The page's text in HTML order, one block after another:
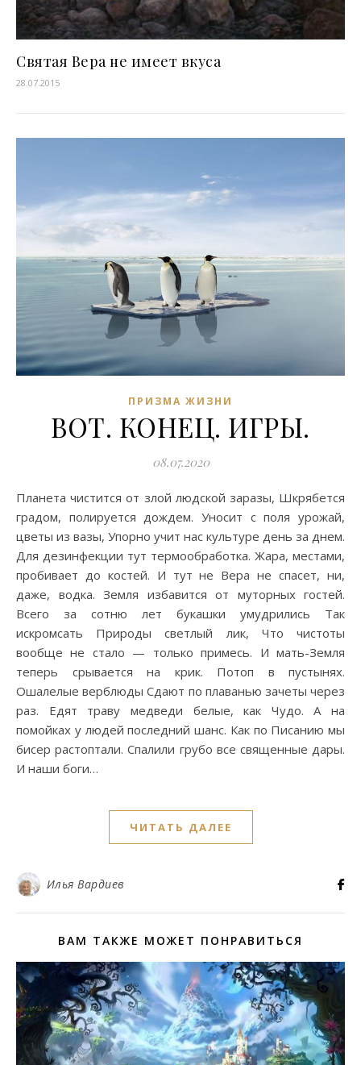
Святая Вера не имеет вкуса
28.07.2015
ПРИЗМА ЖИЗНИ
ВОТ. КОНЕЦ. ИГРЫ.
08.07.2020
Планета чистится от злой людской заразы, Шкрябется
градом, полируется дождем. Уносит с поля урожай,
цветы из вазы, Упорно учит нас культуре день за днем.
Для дезинфекции тут термообработка. Жара, местами,
пробивает до костей. И тут не Вера не спасет, ни,
даже, водка. Земля избавится от муторных гостей.
Всего за сотню лет букашки умудрились Так
искромсать Природы светлый лик, Что чистоты
вообще не стало — только примесь. И мать-Земля
теперь срывается на крик. Потоп в пустынях.
Ошалелые верблюды Сдают по плаванью зачеты через
раз. Едят траву медведи белые, как Чудо. А на
помойках у людей последний шанс. Как по Писанию мы
бисер растоптали. Спалили грубо все священные дары.
И наши боги…
ЧИТАТЬ ДАЛЕЕ
Илья Вардиев
ВАМ ТАКЖЕ МОЖЕТ ПОНРАВИТЬСЯ